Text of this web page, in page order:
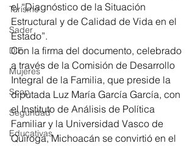
Turismo
Sader
DIF
Mujeres
Scop
Seguridad
Educativas
el “Diagnóstico de la Situación
Estructural y de Calidad de Vida en el
Estado”.
Con la firma del documento, celebrado
a través de la Comisión de Desarrollo
Integral de la Familia, que preside la
diputada Luz María García García, con
el Instituto de Análisis de Política
Familiar y la Universidad Vasco de
Quiroga, Michoacán se convirtió en el